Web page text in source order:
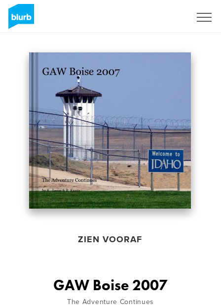
ZIEN VOORAF
GAW Boise 2007
The Adventure Continues